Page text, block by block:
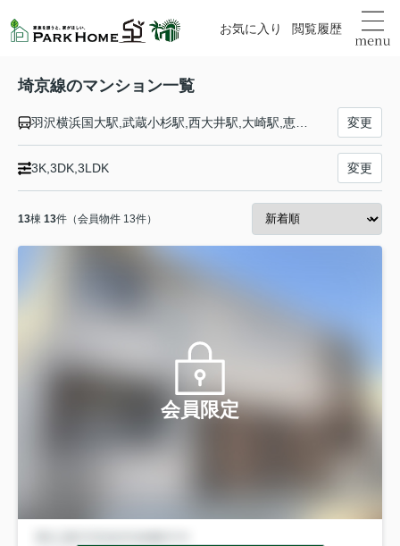
お気に入り 閲覧履歴
埼京線のマンション一覧
変更
3K,3DK,3LDK 変更
13棟 13件（会員物件 13件）
会員限定